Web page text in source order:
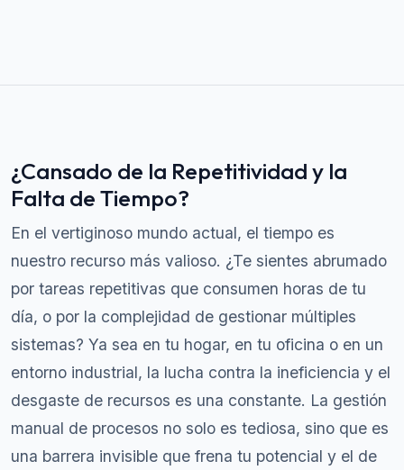
¿Cansado de la Repetitividad y la
Falta de Tiempo?
En el vertiginoso mundo actual, el tiempo es
nuestro recurso más valioso. ¿Te sientes abrumado
por tareas repetitivas que consumen horas de tu
día, o por la complejidad de gestionar múltiples
sistemas? Ya sea en tu hogar, en tu oficina o en un
entorno industrial, la lucha contra la ineficiencia y el
desgaste de recursos es una constante. La gestión
manual de procesos no solo es tediosa, sino que es
una barrera invisible que frena tu potencial y el de